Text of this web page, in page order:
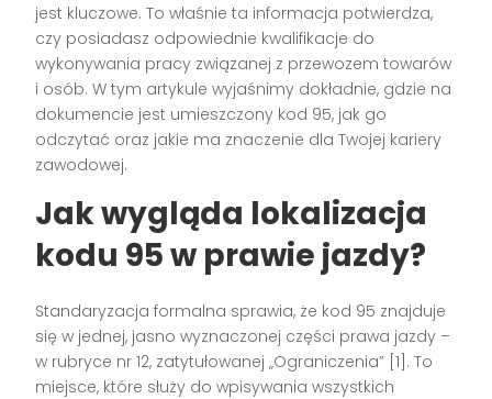
jest kluczowe. To właśnie ta informacja potwierdza,
czy posiadasz odpowiednie kwalifikacje do
wykonywania pracy związanej z przewozem towarów
i osób. W tym artykule wyjaśnimy dokładnie, gdzie na
dokumencie jest umieszczony kod 95, jak go
odczytać oraz jakie ma znaczenie dla Twojej kariery
zawodowej.
Jak wygląda lokalizacja
kodu 95 w prawie jazdy?
Standaryzacja formalna sprawia, że kod 95 znajduje
się w jednej, jasno wyznaczonej części prawa jazdy –
w rubryce nr 12, zatytułowanej „Ograniczenia” [1]. To
miejsce, które służy do wpisywania wszystkich